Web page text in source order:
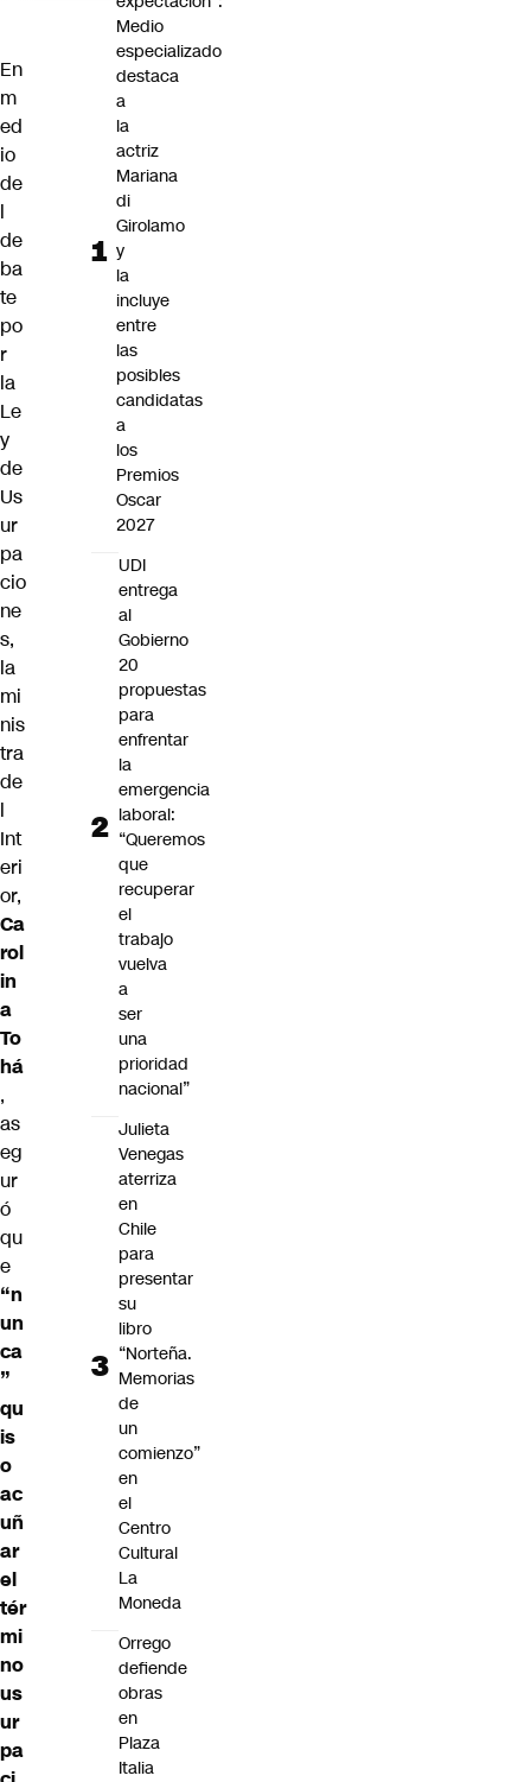
En
m
ed
io
de
l
de
ba
te
po
r
la
Le
y
de
Us
ur
pa
cio
ne
s,
la
mi
nis
tra
de
l
Int
eri
or,
Ca
rol
in
a
To
há
,
as
eg
ur
ó
qu
e
“n
un
ca
”
qu
is
o
ac
uñ
ar
el
tér
mi
no
us
ur
pa
Medio
especializado
destaca
a
la
actriz
Mariana
di
Girolamo
y
la
incluye
entre
las
posibles
candidatas
a
los
Premios
Oscar
2027
UDI
entrega
al
Gobierno
20
propuestas
para
enfrentar
la
emergencia
laboral:
“Queremos
que
recuperar
el
trabajo
vuelva
a
ser
una
prioridad
nacional”
Julieta
Venegas
aterriza
en
Chile
para
presentar
su
libro
“Norteña.
Memorias
de
un
comienzo”
en
el
Centro
Cultural
La
Moneda
Orrego
defiende
obras
en
Plaza
Italia